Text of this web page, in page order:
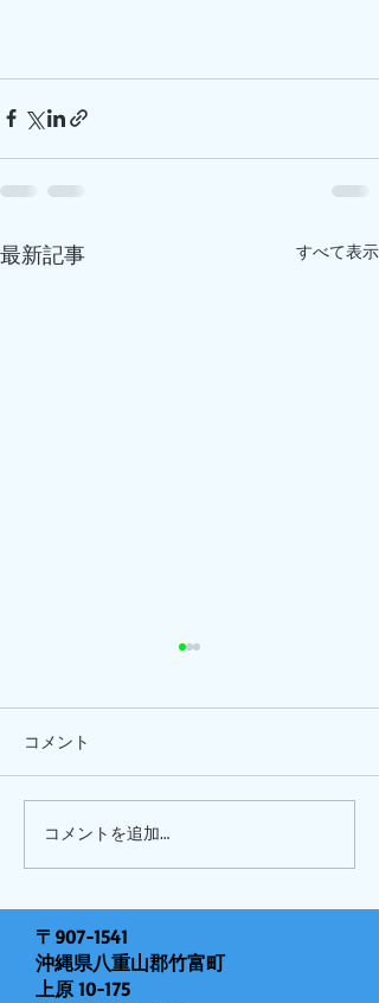
最新記事 すべて表示
ピナイ半日+釣りツアー
コメント
コメントを追加…
〒907-1541
沖縄県八重山郡竹富町
上原 10-175